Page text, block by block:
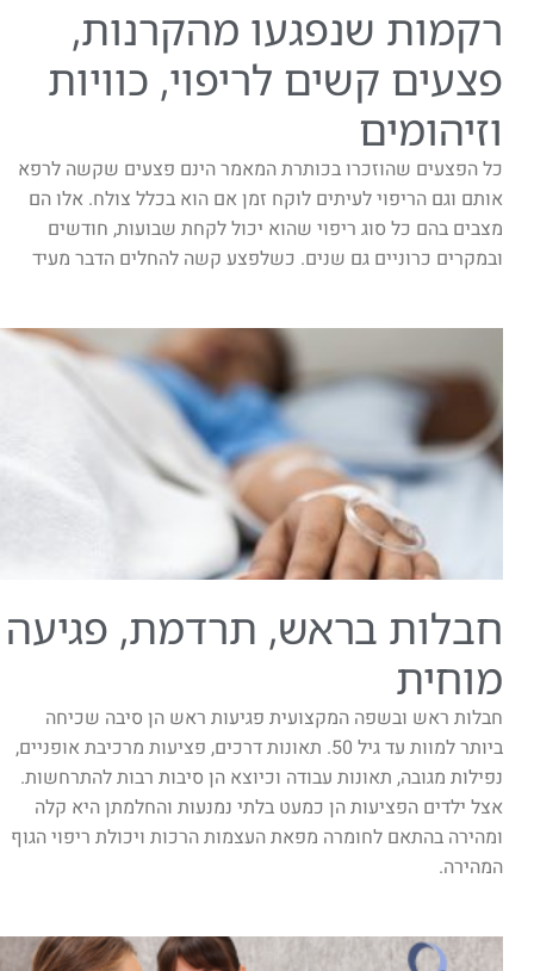
רקמות שנפגעו מהקרנות,
פצעים קשים לריפוי, כוויות
וזיהומים
כל הפצעים שהוזכרו בכותרת המאמר הינם פצעים שקשה לרפא
אותם וגם הריפוי לעיתים לוקח זמן אם הוא בכלל צולח. אלו הם
מצבים בהם כל סוג ריפוי שהוא יכול לקחת שבועות, חודשים
ובמקרים כרוניים גם שנים. כשלפצע קשה להחלים הדבר מעיד
חבלות בראש, תרדמת, פגיעה
מוחית
חבלות ראש ובשפה המקצועית פגיעות ראש הן סיבה שכיחה
ביותר למוות עד גיל 50. תאונות דרכים, פציעות מרכיבת אופניים,
נפילות מגובה, תאונות עבודה וכיוצא הן סיבות רבות להתרחשות.
אצל ילדים הפציעות הן כמעט בלתי נמנעות והחלמתן היא קלה
ומהירה בהתאם לחומרה מפאת העצמות הרכות ויכולת ריפוי הגוף
המהירה.